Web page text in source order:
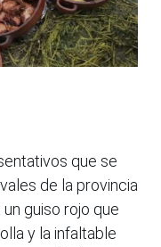
que se
de la provincia
guiso rojo que
y la infaltable